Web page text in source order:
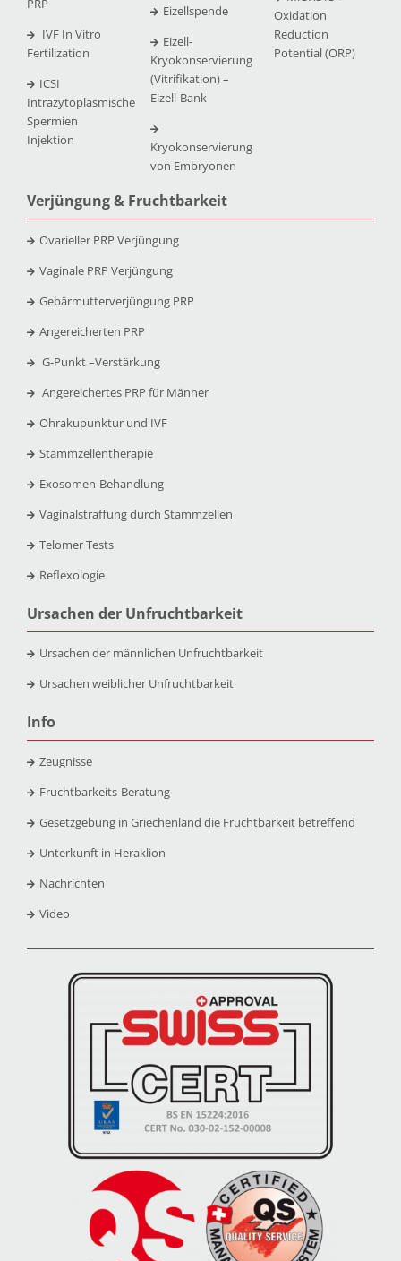
PRP
IVF In Vitro
Fertilization
ICSI
Intrazytoplasmische
Spermien
Injektion
Eizellspende
Eizell-
Kryokonservierung
(Vitrifikation) –
Eizell-Bank
Kryokonservierung
von Embryonen
Oxidation
Reduction
Potential (ORP)
Verjüngung & Fruchtbarkeit
Ovarieller PRP Verjüngung
Vaginale PRP Verjüngung
Gebärmutterverjüngung PRP
Angereicherten PRP
G-Punkt –Verstärkung
Angereichertes PRP für Männer
Ohrakupunktur und IVF
Stammzellentherapie
Exosomen-Behandlung
Vaginalstraffung durch Stammzellen
Telomer Tests
Reflexologie
Ursachen der Unfruchtbarkeit
Ursachen der männlichen Unfruchtbarkeit
Ursachen weiblicher Unfruchtbarkeit
Info
Zeugnisse
Fruchtbarkeits-Beratung
Gesetzgebung in Griechenland die Fruchtbarkeit betreffend
Unterkunft in Heraklion
Nachrichten
Video